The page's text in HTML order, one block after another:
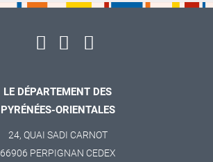
LE DÉPARTEMENT DES
PYRÉNÉES-ORIENTALES
24, QUAI SADI CARNOT
66906 PERPIGNAN CEDEX